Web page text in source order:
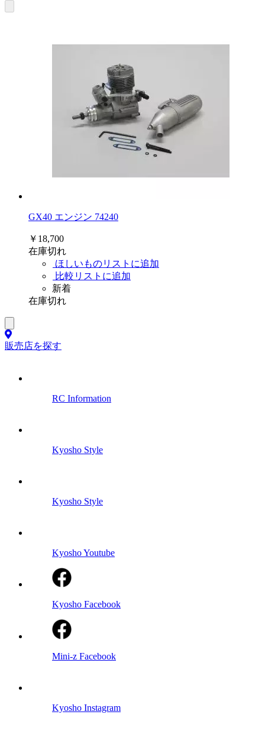
GX40 エンジン 74240
￥18,700
在庫切れ
ほしいものリストに追加
比較リストに追加
新着
在庫切れ
販売店を探す
RC Information
Kyosho Style
Kyosho Style
Kyosho Youtube
Kyosho Facebook
Mini-z Facebook
Kyosho Instagram